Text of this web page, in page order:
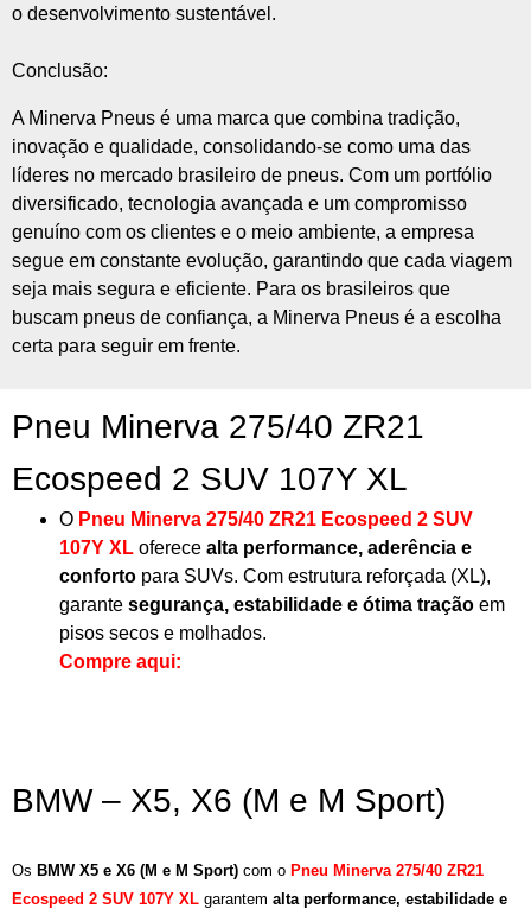
o desenvolvimento sustentável.
Conclusão:
A Minerva Pneus é uma marca que combina tradição,
inovação e qualidade, consolidando-se como uma das
líderes no mercado brasileiro de pneus. Com um portfólio
diversificado, tecnologia avançada e um compromisso
genuíno com os clientes e o meio ambiente, a empresa
segue em constante evolução, garantindo que cada viagem
seja mais segura e eficiente. Para os brasileiros que
buscam pneus de confiança, a Minerva Pneus é a escolha
certa para seguir em frente.
Pneu Minerva 275/40 ZR21
Ecospeed 2 SUV 107Y XL
O Pneu Minerva 275/40 ZR21 Ecospeed 2 SUV
107Y XL oferece alta performance, aderência e
conforto para SUVs. Com estrutura reforçada (XL),
garante segurança, estabilidade e ótima tração em
pisos secos e molhados.
Compre aqui:
BMW – X5, X6 (M e M Sport)
Os BMW X5 e X6 (M e M Sport) com o Pneu Minerva 275/40 ZR21
Ecospeed 2 SUV 107Y XL garantem alta performance, estabilidade e